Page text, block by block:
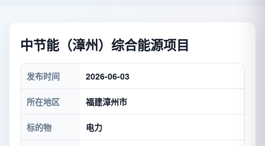
中节能（漳州）综合能源项目
发布时间 2026-06-03
所在地区 福建漳州市
标的物 电力